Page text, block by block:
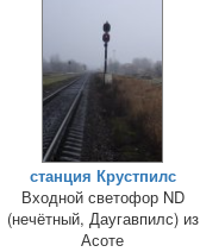
станция Крустпилс
Входной светофор ND
(нечётный, Даугавпилс) из
Асоте